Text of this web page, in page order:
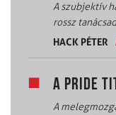
A szubjektív
rossz
HACK PÉTER
A PRIDE
A